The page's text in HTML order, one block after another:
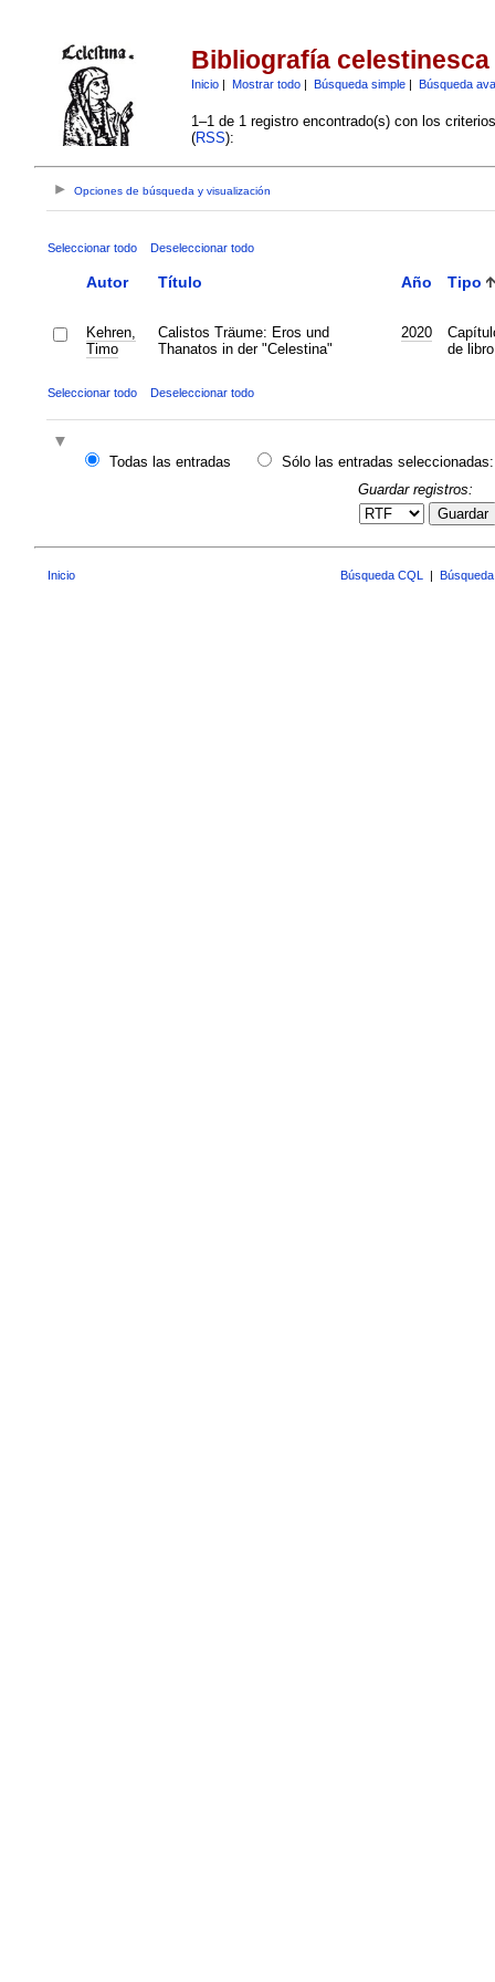
Bibliografía celestinesca
Inicio| Mostrar todo| Búsqueda simple| Búsqueda
1–1 de 1 registro encontrado(s) con los
(RSS):
Opciones de búsqueda y visualización
Seleccionar todo Deseleccionar todo
Autor Título Año Tipo
Kehren,
Timo
Calistos Träume: Eros und
Thanatos in der "Celestina"
2020
de libro
Seleccionar todo Deseleccionar todo
Todas las entradas
Sólo las entradas seleccionadas:
Guardar registros:
Guardar
Inicio Búsqueda CQL